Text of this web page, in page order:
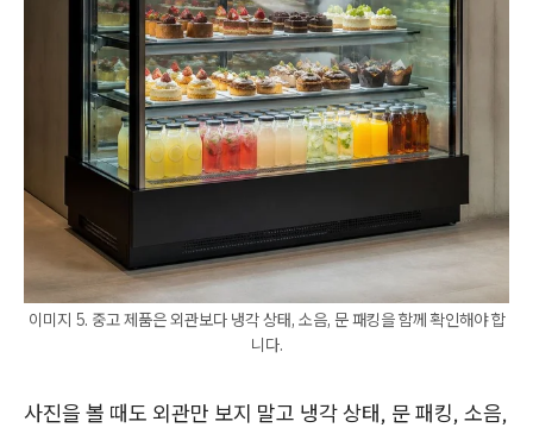
이미지 5. 중고 제품은 외관보다 냉각 상태, 소음, 문 패킹을 함께 확인해야 합
니다.
사진을 볼 때도 외관만 보지 말고 냉각 상태, 문 패킹, 소음,